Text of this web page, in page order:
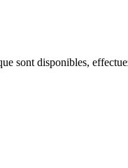
sont disponibles,